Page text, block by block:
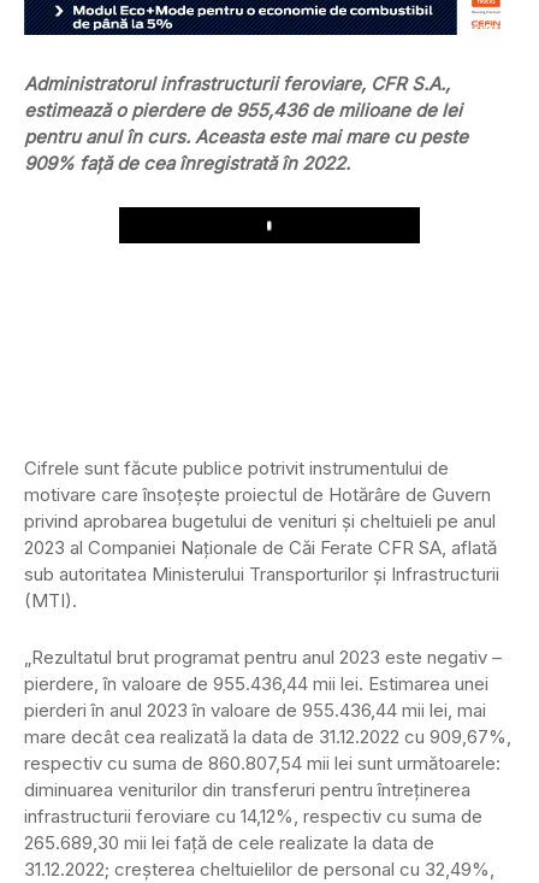
Administratorul infrastructurii feroviare, CFR S.A.,
estimează o pierdere de 955,436 de milioane de lei
pentru anul în curs. Aceasta este mai mare cu peste
909% faţă de cea înregistrată în 2022.
Play
Cifrele sunt făcute publice potrivit instrumentului de
motivare care însoţeşte proiectul de Hotărâre de Guvern
privind aprobarea bugetului de venituri şi cheltuieli pe anul
2023 al Companiei Naţionale de Căi Ferate CFR SA, aflată
sub autoritatea Ministerului Transporturilor şi Infrastructurii
(MTI).
„Rezultatul brut programat pentru anul 2023 este negativ –
pierdere, în valoare de 955.436,44 mii lei. Estimarea unei
pierderi în anul 2023 în valoare de 955.436,44 mii lei, mai
mare decât cea realizată la data de 31.12.2022 cu 909,67%,
respectiv cu suma de 860.807,54 mii lei sunt următoarele:
diminuarea veniturilor din transferuri pentru întreţinerea
infrastructurii feroviare cu 14,12%, respectiv cu suma de
265.689,30 mii lei faţă de cele realizate la data de
31.12.2022; creşterea cheltuielilor de personal cu 32,49%,